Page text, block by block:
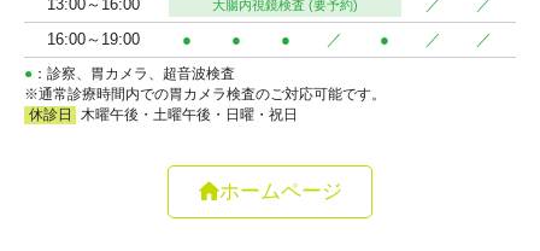
ホームページ